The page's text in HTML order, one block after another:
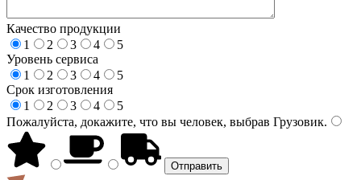
Качество продукции
1
2 3 4
5
Уровень сервиса
1
2 3 4
5
Срок изготовления
1
2 3 4
5
Пожалуйста, докажите, что вы человек, выбрав Грузовик.